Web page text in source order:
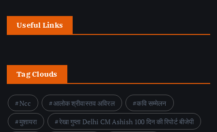
Useful Links
Tag Clouds
Ncc आलोक श्रीवास्तव अविरल
कवि सम्मेलन
मुशायरा
रेखा गुप्ता Delhi CM Ashish 100 दिन की रिपोर्ट बीजेपी